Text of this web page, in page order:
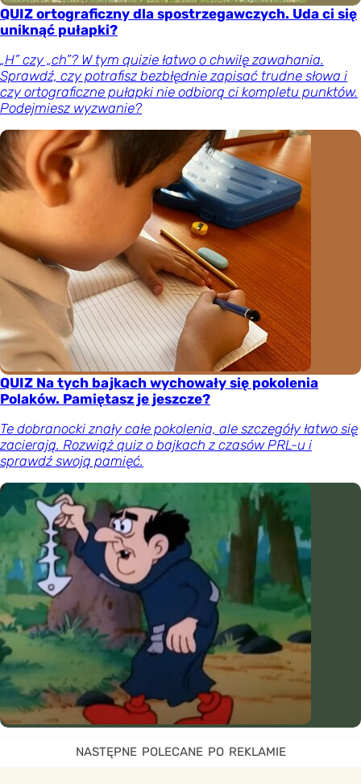
QUIZ ortograficzny dla spostrzegawczych. Uda ci się
uniknąć pułapki?
„H” czy „ch”? W tym quizie łatwo o chwilę zawahania.
Sprawdź, czy potrafisz bezbłędnie zapisać trudne słowa i
czy ortograficzne pułapki nie odbiorą ci kompletu punktów.
Podejmiesz wyzwanie?
QUIZ Na tych bajkach wychowały się pokolenia
Polaków. Pamiętasz je jeszcze?
Te dobranocki znały całe pokolenia, ale szczegóły łatwo się
zacierają. Rozwiąż quiz o bajkach z czasów PRL-u i
sprawdź swoją pamięć.